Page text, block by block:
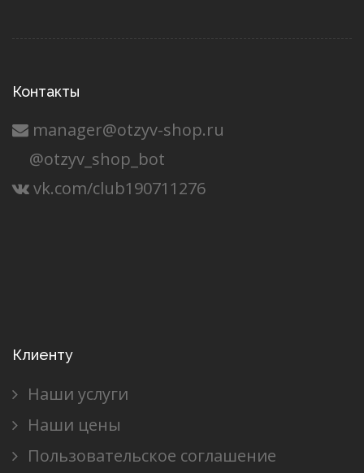
Контакты
manager@otzyv-shop.ru
@otzyv_shop_bot
vk.com/club190711276
Клиенту
Наши услуги
Наши цены
Пользовательское соглашение